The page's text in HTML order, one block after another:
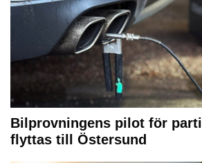
Bilprovningens pilot för
flyttas till Östersund